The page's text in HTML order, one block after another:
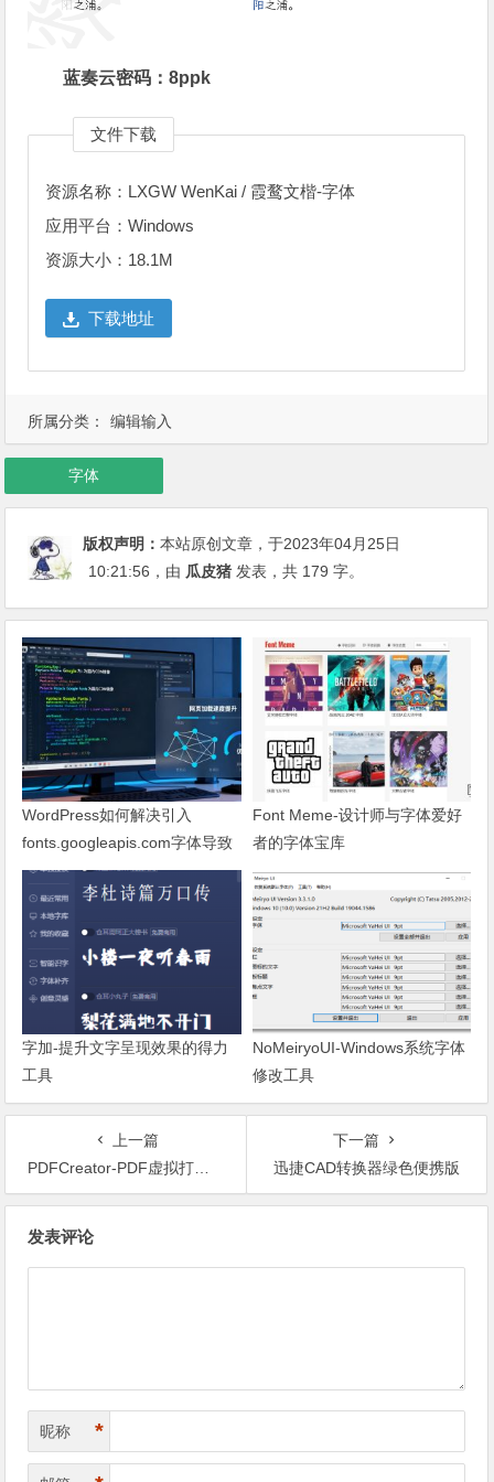
蓝奏云密码：8ppk
文件下载
资源名称：LXGW WenKai / 霞鹜文楷-字体
应用平台：Windows
资源大小：18.1M
下载地址
所属分类： 编辑输入
字体
版权声明：本站原创文章，于2023年04月25日
10:21:56 ，由 瓜皮猪 发表，共 179 字。
WordPress如何解决引入
fonts.googleapis.com字体导致
网页响应缓慢问题
Font Meme-设计师与字体爱好
者的字体宝库
字加-提升文字呈现效果的得力
工具
NoMeiryoUI-Windows系统字体
修改工具
上一篇
PDFCreator-PDF虚拟打印机
下一篇
迅捷CAD转换器绿色便携版
发表评论
昵称 *